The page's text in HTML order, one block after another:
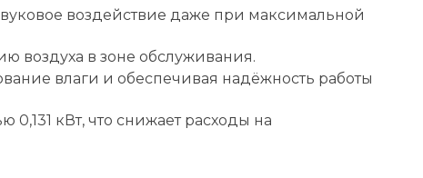
воздействие даже при максимальной
воздуха в зоне обслуживания.
влаги и обеспечивая надёжность работы
0,131 кВт, что снижает расходы на